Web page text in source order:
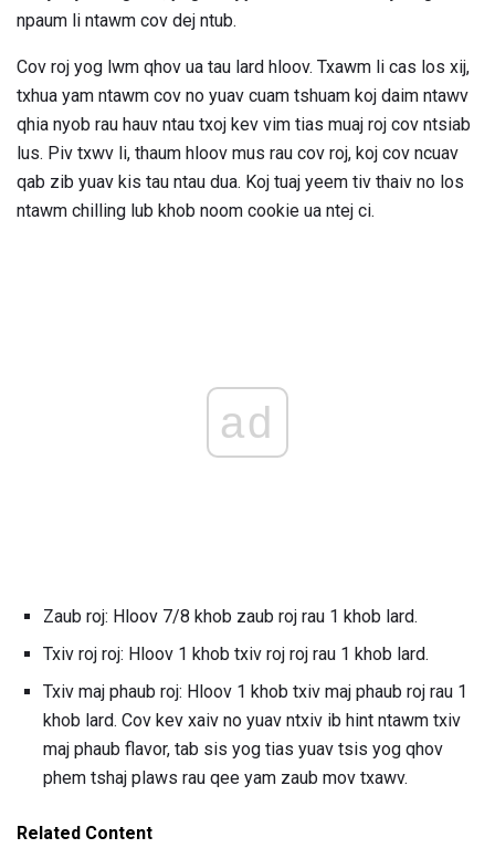
npaum li ntawm cov dej ntub.
Cov roj yog lwm qhov ua tau lard hloov. Txawm li cas los xij,
txhua yam ntawm cov no yuav cuam tshuam koj daim ntawv
qhia nyob rau hauv ntau txoj kev vim tias muaj roj cov ntsiab
lus. Piv txwv li, thaum hloov mus rau cov roj, koj cov ncuav
qab zib yuav kis tau ntau dua. Koj tuaj yeem tiv thaiv no los
ntawm chilling lub khob noom cookie ua ntej ci.
ad
Zaub roj: Hloov 7/8 khob zaub roj rau 1 khob lard.
Txiv roj roj: Hloov 1 khob txiv roj roj rau 1 khob lard.
Txiv maj phaub roj: Hloov 1 khob txiv maj phaub roj rau 1
khob lard. Cov kev xaiv no yuav ntxiv ib hint ntawm txiv
maj phaub flavor, tab sis yog tias yuav tsis yog qhov
phem tshaj plaws rau qee yam zaub mov txawv.
Related Content